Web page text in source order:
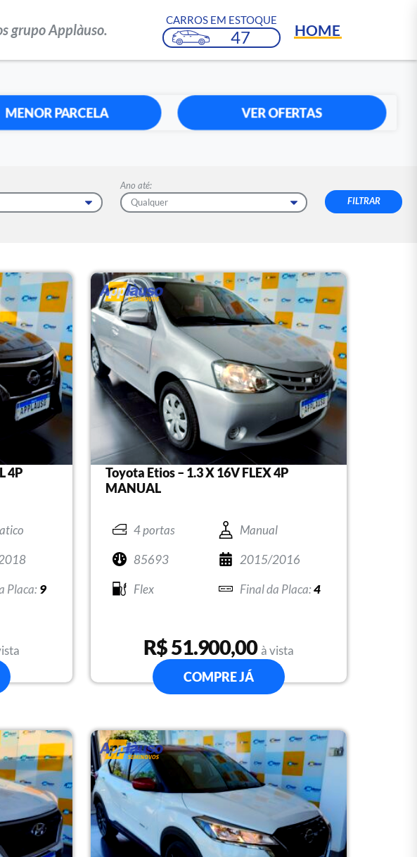
grupo Applàuso.
CARROS EM ESTOQUE
47 HOME
MENOR PARCELA VER OFERTAS
Ano até:
4P
9
Toyota Etios – 1.3 X 16V FLEX 4P
MANUAL
4 portas
Manual
85693
2015/2016
Flex
4
R$ 51.900,00 à vista
COMPRE JÁ